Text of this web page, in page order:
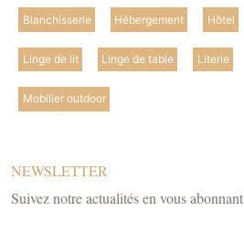
Blanchisserie Hébergement Hôtel
Linge de lit Linge de table Literie
Mobilier outdoor
NEWSLETTER
Suivez notre actualités en vous abonnant